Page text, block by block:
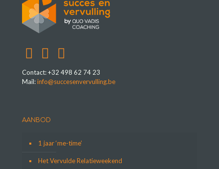
Contact: +32 498 62 74 23
Mail:info@succesenvervulling.be
AANBOD
1 jaar ‘me-time’
Het Vervulde Relatieweekend